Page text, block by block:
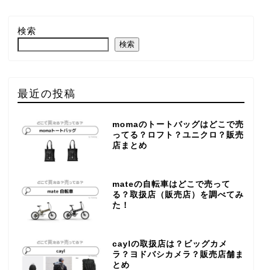
検索
検索
最近の投稿
momaのトートバッグはどこで売
ってる？ロフト？ユニクロ？販売
店まとめ
mateの自転車はどこで売って
る？取扱店（販売店）を調べてみ
た！
caylの取扱店は？ビッグカメ
ラ？ヨドバシカメラ？販売店舗ま
とめ